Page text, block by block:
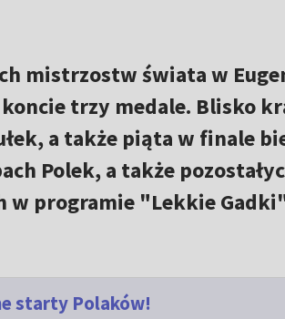
mistrzostw świata w
trzy medale. Blisko
a także piąta w finale
Polek, a także
w programie "Lekkie
starty Polaków!